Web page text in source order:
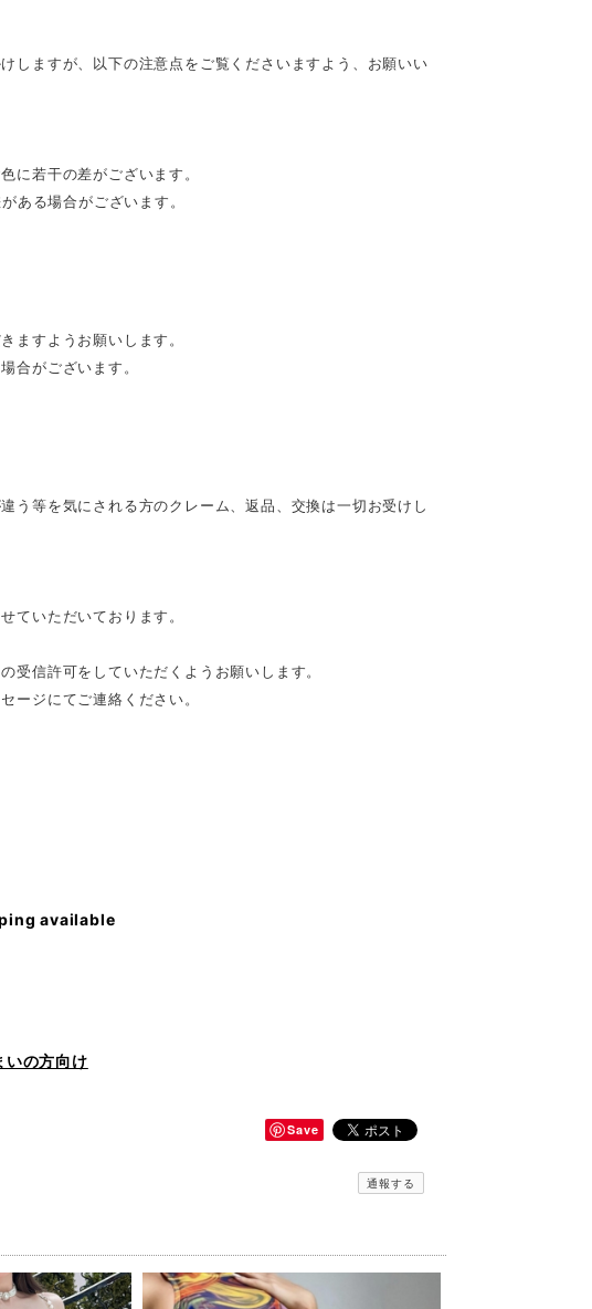
しますが、以下の注意点をご覧くださいますよう、お願いい
に若干の差がございます。
ある場合がございます。
ますようお願いします。
合がございます。
う等を気にされる方のクレーム、返品、交換は一切お受けし
ていただいております。
受信許可をしていただくようお願いします。
ージにてご連絡ください。
available
いの方向け
Save
通報する